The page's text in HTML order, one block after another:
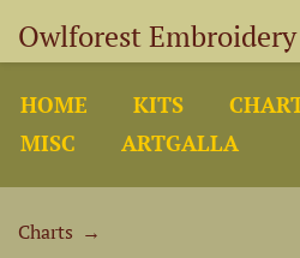
Owlforest Embroidery
HOME KITS
MISC
ARTGALLA
Charts →